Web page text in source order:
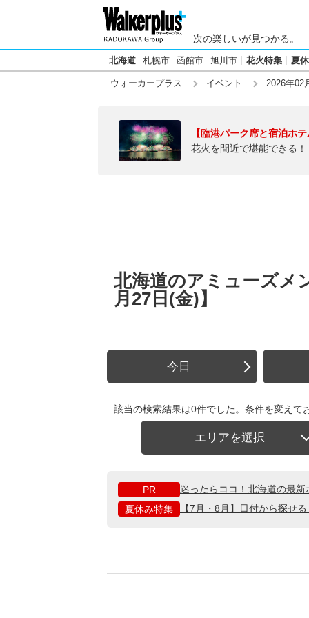
次の楽しいが見つかる。
北海道 札幌市 函館市 旭川市 花火特集 夏
ウォーカープラス イベント 2026年02
【臨港パーク席と宿泊ホ
花火を間近で堪能できる
北海道のアミューズメ
月27日(金)】
今日
該当の検索結果は0件でした。条件を変えて
エリアを選択
PR
迷ったらココ！北海道の最
夏休み特集
【7月・8月】日付から探せ